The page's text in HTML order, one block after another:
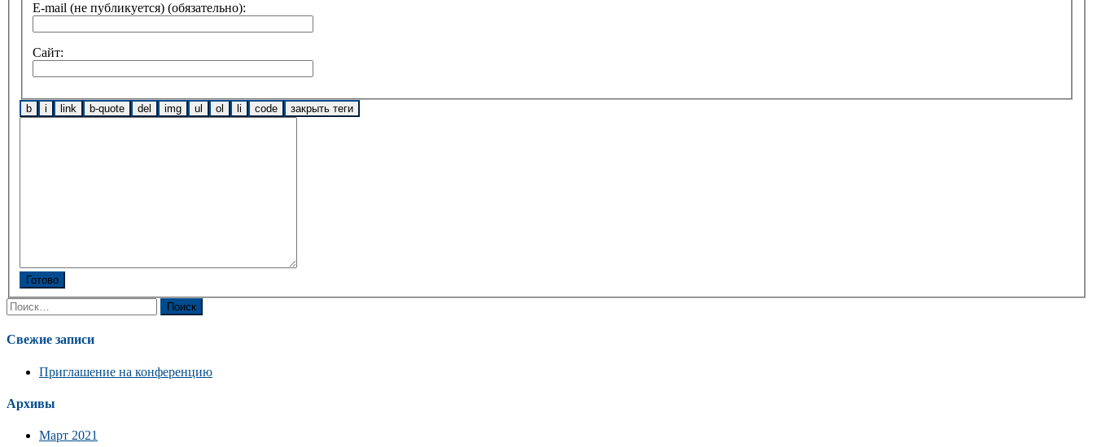
E-mail (не публикуется) (обязательно):
Сайт:
Готово
Найти:
Свежие записи
Приглашение на конференцию
Архивы
Март 2021